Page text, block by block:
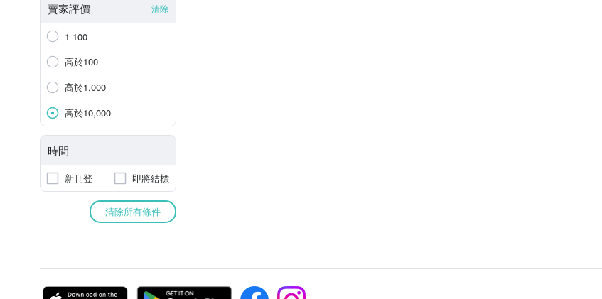
賣家評價 清除
1-100
高於100
高於1,000
高於10,000
時間
新刊登 即將結標
清除所有條件